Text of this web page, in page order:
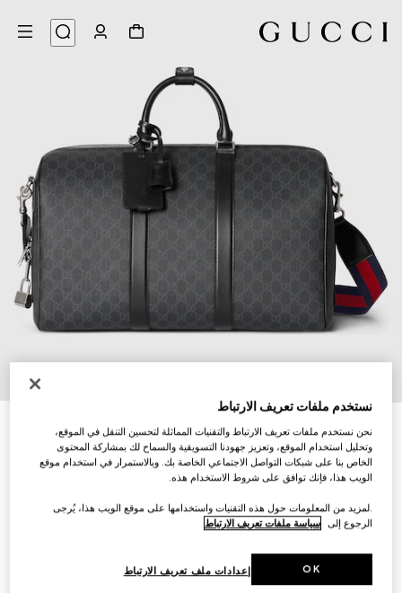
الحقيبة القماشية GG Black متوسطة الحجم
SAR 8,900
نستخدم ملفات تعريف الارتباط
نحن نستخدم ملفات تعريف الارتباط والتقنيات المماثلة لتحسين التنقل في الموقع،
وتحليل استخدام الموقع، وتعزيز جهودنا التسويقية والسماح لك بمشاركة المحتوى
الخاص بنا على شبكات التواصل الاجتماعي الخاصة بك. وبالاستمرار في استخدام موقع
الويب هذا، فإنك توافق على شروط الاستخدام هذه.
.لمزيد من المعلومات حول هذه التقنيات واستخدامها على موقع الويب هذا، يُرجى
الرجوع إلى سياسة ملفات تعريف الارتباط
إعدادات ملف تعريف الارتباط OK